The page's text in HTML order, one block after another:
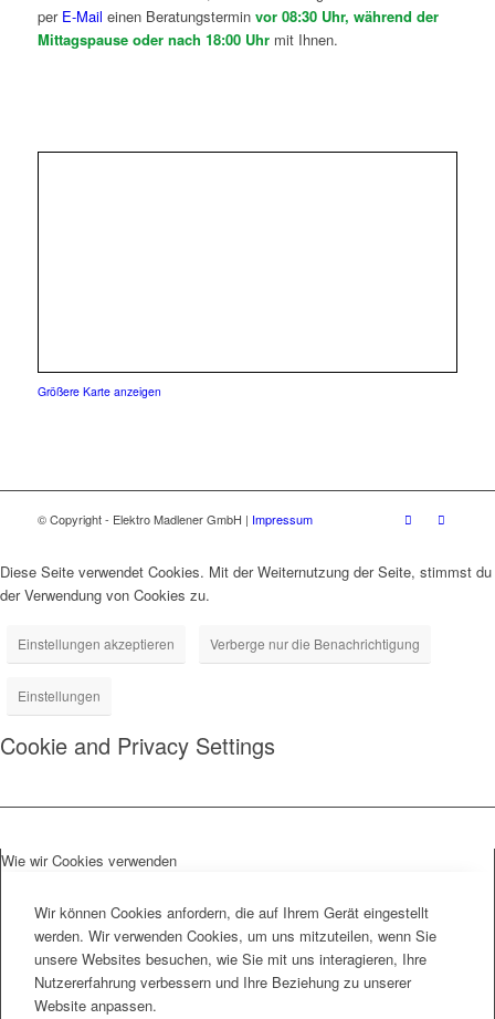
per E-Mail einen Beratungstermin vor 08:30 Uhr, während der
Mittagspause oder nach 18:00 Uhrmit Ihnen.
Größere Karte anzeigen
© Copyright - Elektro Madlener GmbH | Impressum
Diese Seite verwendet Cookies. Mit der Weiternutzung der Seite, stimmst du
der Verwendung von Cookies zu.
Einstellungen akzeptieren Verberge nur die Benachrichtigung
Einstellungen
Cookie and Privacy Settings
Wie wir Cookies verwenden
Wir können Cookies anfordern, die auf Ihrem Gerät eingestellt
werden. Wir verwenden Cookies, um uns mitzuteilen, wenn Sie
unsere Websites besuchen, wie Sie mit uns interagieren, Ihre
Nutzererfahrung verbessern und Ihre Beziehung zu unserer
Website anpassen.